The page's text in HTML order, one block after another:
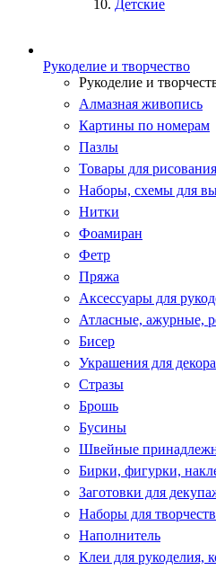
Детские
Рукоделие и творчество
Рукоделие и
Алмазная живопись
Картины по номерам
Пазлы
Товары для рисования
Наборы, схемы для
Нитки
Фоамиран
Фетр
Пряжа
Аксессуары для
Атласные, ажурные,
Бисер
Украшения для декора
Стразы
Брошь
Бусины
Швейные
Бирки, фигурки,
Заготовки для
Наборы для
Наполнитель
Клеи для рукоделия,